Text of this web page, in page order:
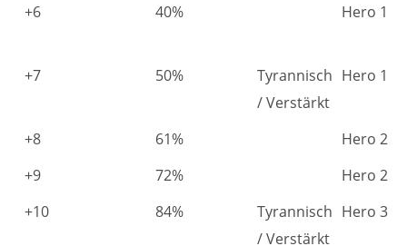
+6
40% Hero 1
+7 50%
Tyrannisch
/ Verstärkt
Hero 1
+8 61%
Hero 2
+9
72%
Hero 2
+10
84%
Tyrannisch
/ Verstärkt
Hero 3